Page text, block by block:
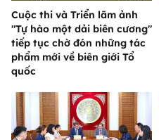
Cuộc thi và Triển lãm ảnh
"Tự hào một dải biên cương"
tiếp tục chờ đón những tác
phẩm mới về biên giới Tổ
quốc